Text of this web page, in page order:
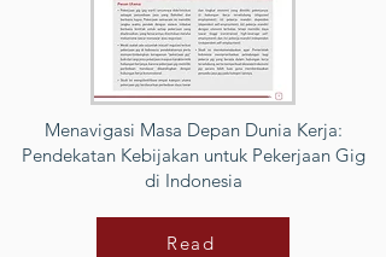
Menavigasi Masa Depan Dunia Kerja:
Pendekatan Kebijakan untuk Pekerjaan Gig
di Indonesia
Read